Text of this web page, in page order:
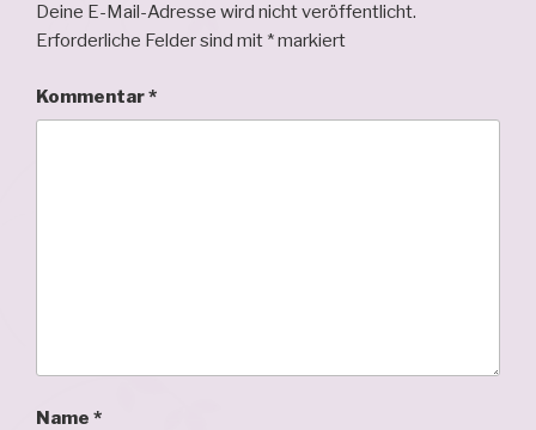
Deine E-Mail-Adresse wird nicht veröffentlicht.
Erforderliche Felder sind mit *markiert
Kommentar*
Name *